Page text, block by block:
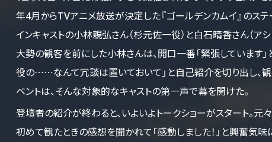
年4月からTVアニメ放送が決定した『ゴールデンカムイ』のス
インキャストの小林親弘さん（杉元佐一役）と白石晴香さん（ア
大勢の観客を前にした小林さんは、開口一番「緊張しています
役の……なんて冗談は置いておいて」と自己紹介を切り出し、
ベントは、そんな対象的なキャストの第一声で幕を開けた。
登壇者の紹介が終わると、いよいよトークショーがスタート。
初めて観たときの感想を聞かれて「感動しました！」と興奮気